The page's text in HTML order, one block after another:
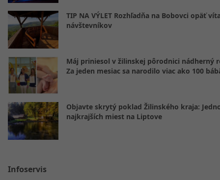
TIP NA VÝLET Rozhľadňa na Bobovci opäť
návštevníkov
Máj priniesol v žilinskej pôrodnici nádherný
Za jeden mesiac sa narodilo viac ako 100
Objavte skrytý poklad Žilinského kraja:
najkrajších miest na Liptove
Infoservis